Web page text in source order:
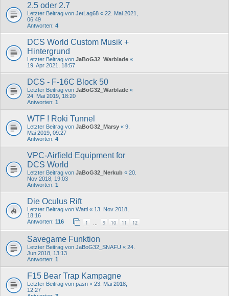
2.5 oder 2.7
Letzter Beitrag von JetLag68 « 22. Mai 2021,
06:49
Antworten: 4
DCS World Custom Musik +
Hintergrund
Letzter Beitrag von JaBoG32_Warblade «
19. Apr 2021, 18:57
DCS - F-16C Block 50
Letzter Beitrag von JaBoG32_Warblade «
24. Mai 2019, 18:20
Antworten: 1
WTF ! Roki Tunnel
Letzter Beitrag von JaBoG32_Marsy « 9.
Mai 2019, 09:27
Antworten: 4
VPC-Airfield Equipment for
DCS World
Letzter Beitrag von JaBoG32_Nerkub « 20.
Nov 2018, 19:03
Antworten: 1
Die Oculus Rift
Letzter Beitrag von Wattl « 13. Nov 2018,
18:16
Antworten: 116 1 9 10 11 12
Savegame Funktion
Letzter Beitrag von JaBoG32_SNAFU « 24.
Jun 2018, 13:13
Antworten: 1
F15 Bear Trap Kampagne
Letzter Beitrag von pasn « 23. Mai 2018,
12:27